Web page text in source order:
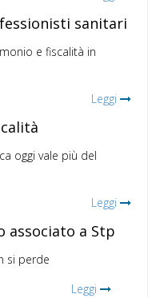
sanitari
e fiscalità in
Leggi
oggi vale più del
Leggi
associato a Stp
si perde
Leggi